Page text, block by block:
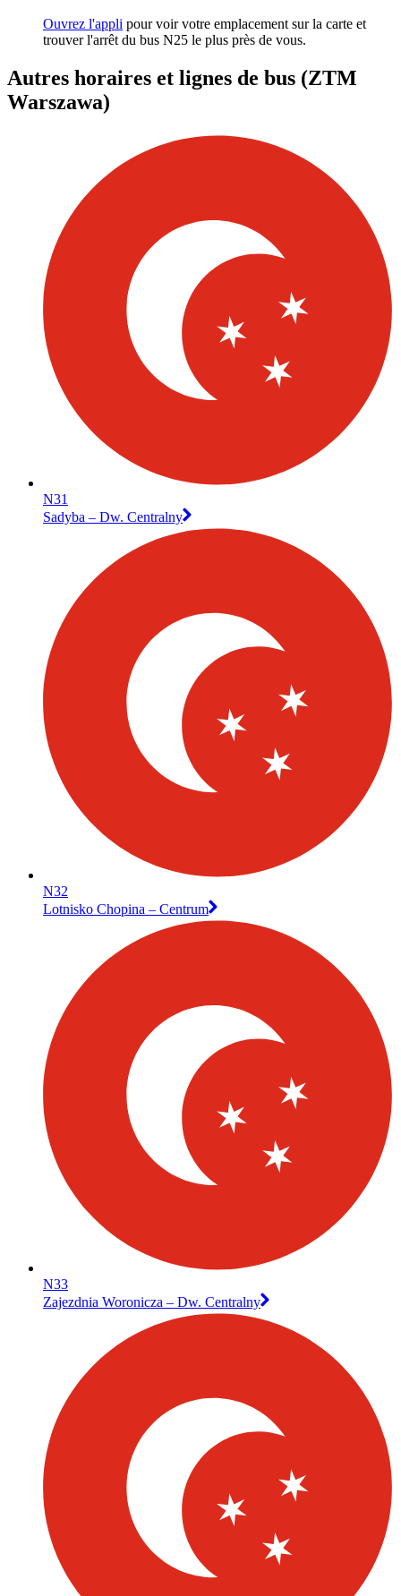
Ouvrez l'appli pour voir votre emplacement sur la carte et
trouver l'arrêt du bus N25 le plus près de vous.
Autres horaires et lignes de bus (ZTM
Warszawa)
N31
Sadyba – Dw. Centralny
N32
Lotnisko Chopina – Centrum
N33
Zajezdnia Woronicza – Dw. Centralny